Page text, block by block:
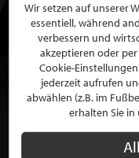
BEWERBEN
Wir setzen auf unserer
essentiell, während
verbessern und
akzeptieren oder
Cookie-
jederzeit aufrufen
abwählen (z.B. im
erhalten Sie